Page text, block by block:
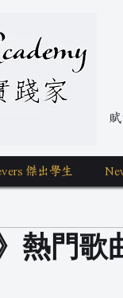
歌
傑出學生
熱門歌